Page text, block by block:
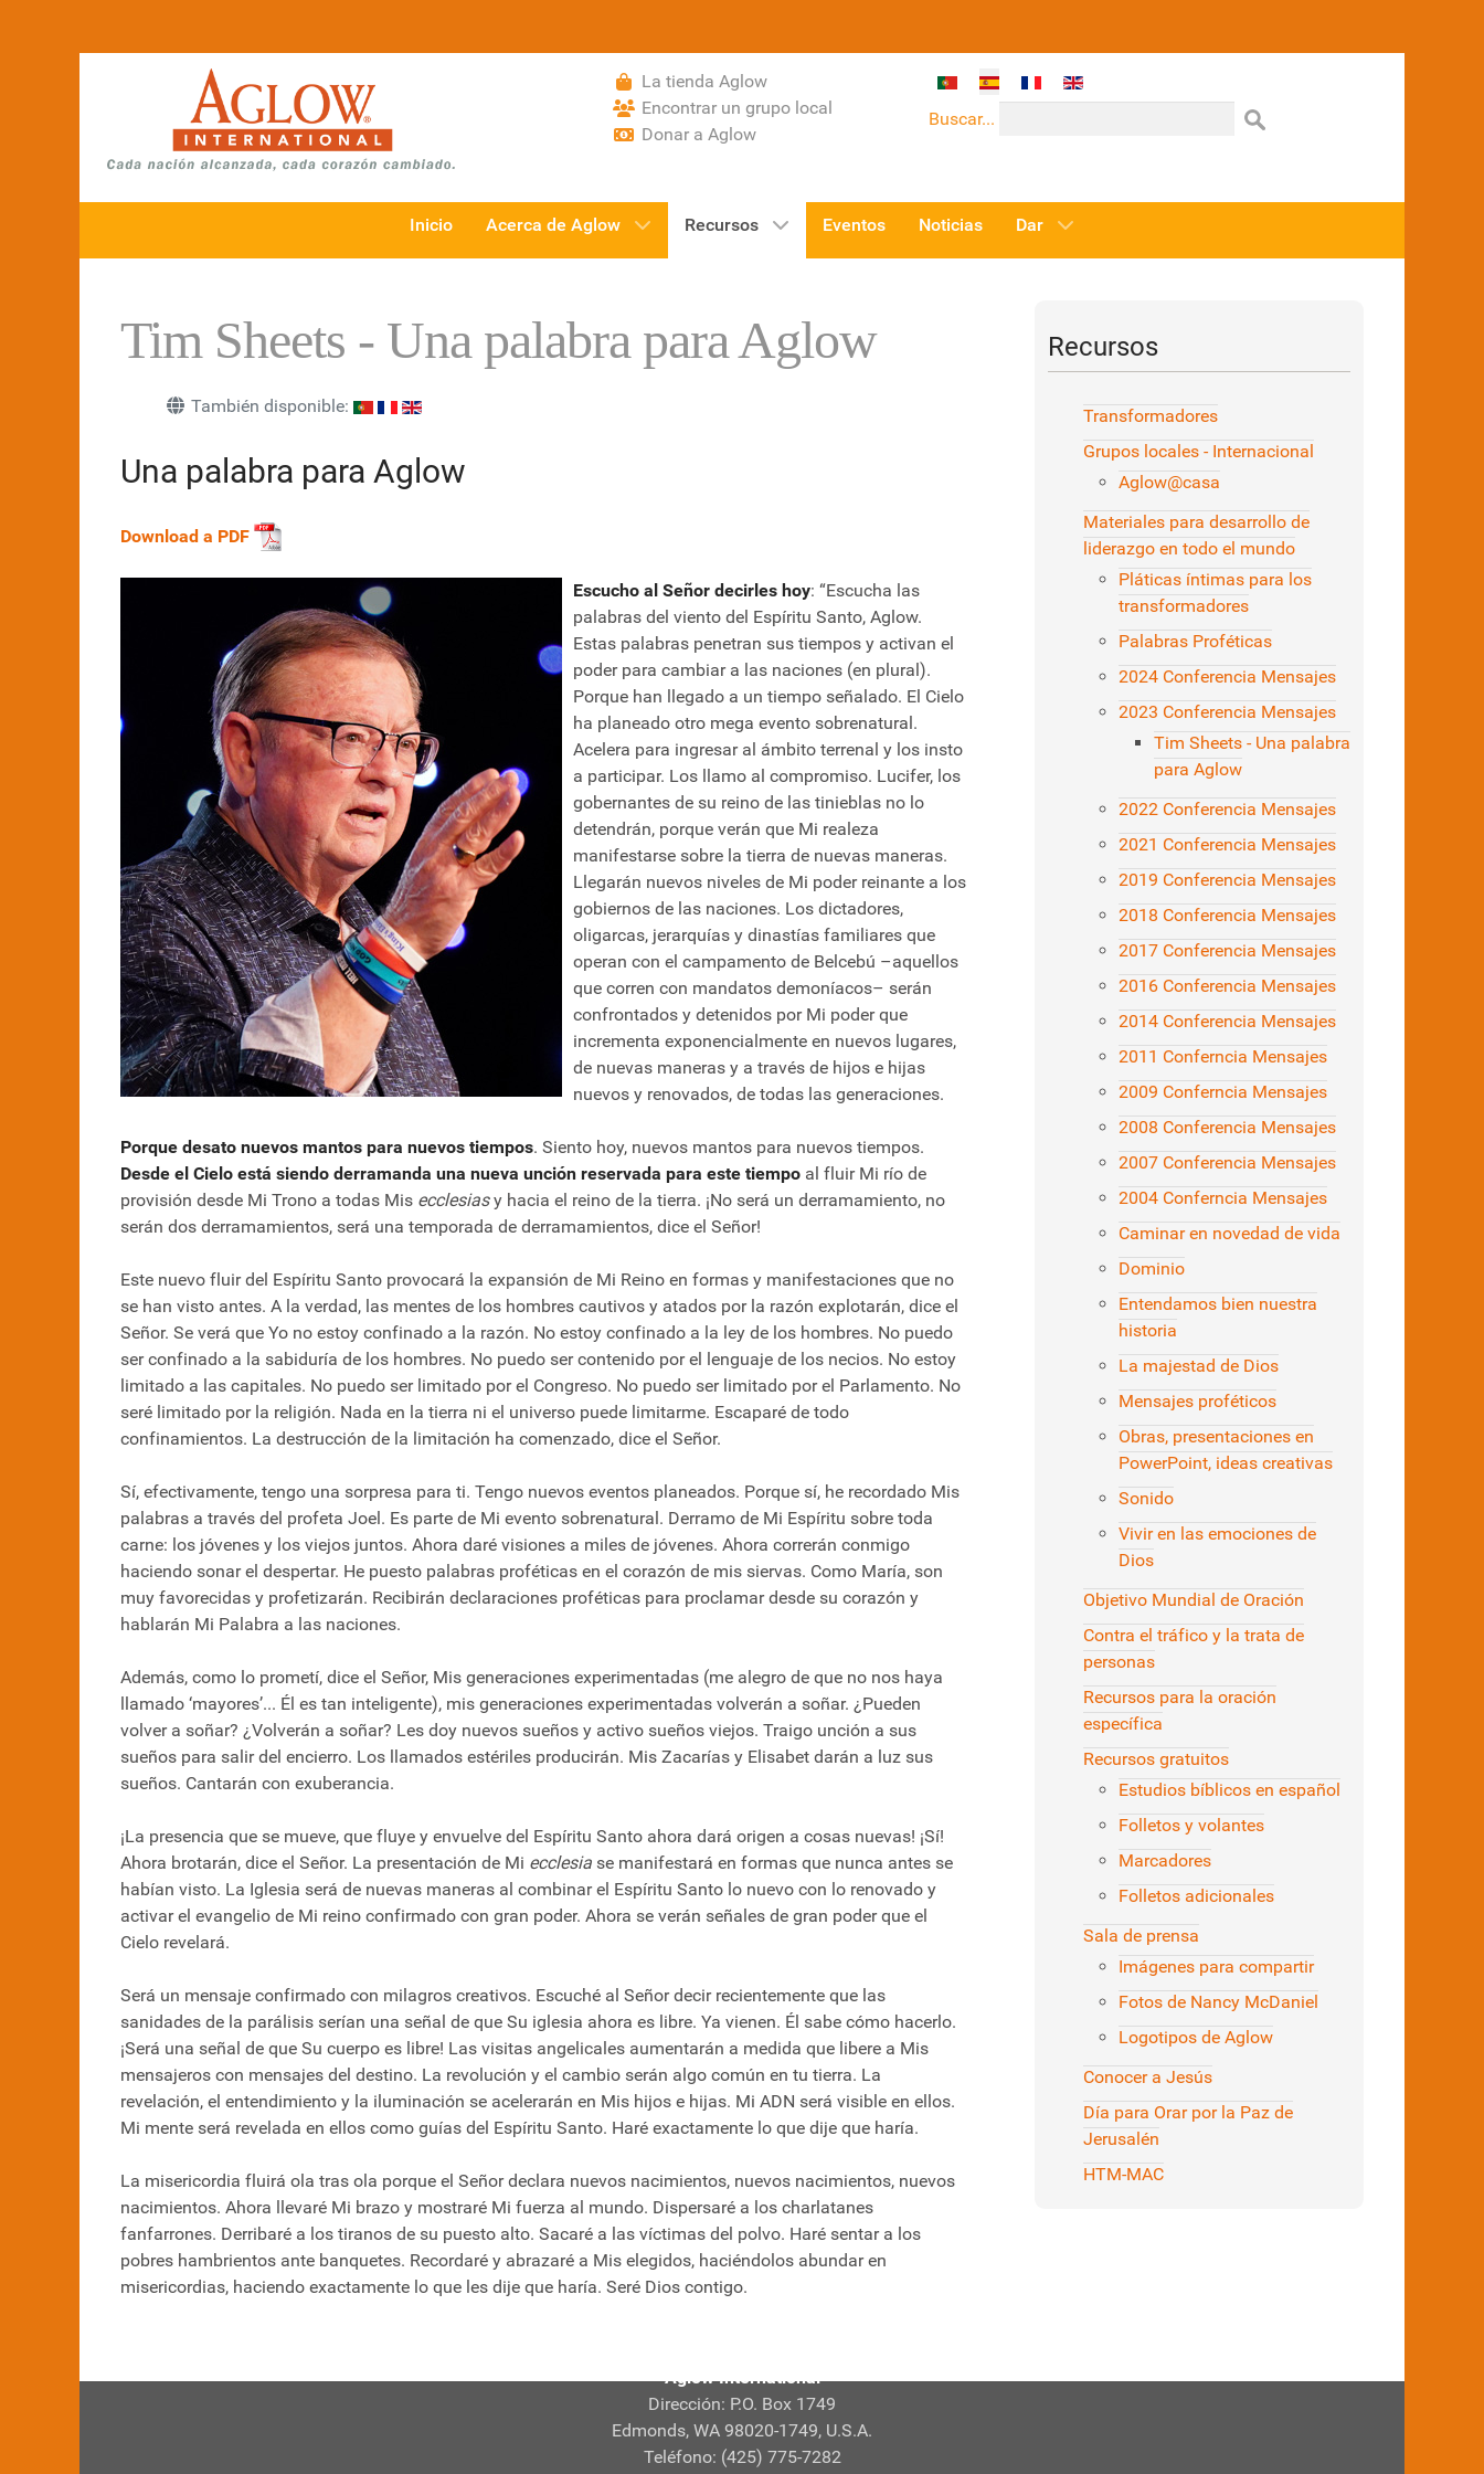
La tienda Aglow
Encontrar un grupo local
Donar a Aglow
Seleccione su idioma
Buscar...
Inicio Acerca de Aglow Recursos Eventos Noticias Dar
Tim Sheets - Una palabra para Aglow
También disponible:
Una palabra para Aglow
Download a PDF
Escucho al Señor decirles hoy: “Escucha las
palabras del viento del Espíritu Santo, Aglow.
Estas palabras penetran sus tiempos y activan el
poder para cambiar a las naciones (en plural).
Porque han llegado a un tiempo señalado. El Cielo
ha planeado otro mega evento sobrenatural.
Acelera para ingresar al ámbito terrenal y los insto
a participar. Los llamo al compromiso. Lucifer, los
gobernantes de su reino de las tinieblas no lo
detendrán, porque verán que Mi realeza
manifestarse sobre la tierra de nuevas maneras.
Llegarán nuevos niveles de Mi poder reinante a los
gobiernos de las naciones. Los dictadores,
oligarcas, jerarquías y dinastías familiares que
operan con el campamento de Belcebú –aquellos
que corren con mandatos demoníacos– serán
confrontados y detenidos por Mi poder que
incrementa exponencialmente en nuevos lugares,
de nuevas maneras y a través de hijos e hijas
nuevos y renovados, de todas las generaciones.
Porque desato nuevos mantos para nuevos tiempos. Siento hoy, nuevos mantos para nuevos tiempos.
Desde el Cielo está siendo derramanda una nueva unción reservada para este tiempo al fluir Mi río de
provisión desde Mi Trono a todas Mis ecclesiasy hacia el reino de la tierra. ¡No será un derramamiento, no
serán dos derramamientos, será una temporada de derramamientos, dice el Señor!
Este nuevo fluir del Espíritu Santo provocará la expansión de Mi Reino en formas y manifestaciones que no
se han visto antes. A la verdad, las mentes de los hombres cautivos y atados por la razón explotarán, dice el
Señor. Se verá que Yo no estoy confinado a la razón. No estoy confinado a la ley de los hombres. No puedo
ser confinado a la sabiduría de los hombres. No puedo ser contenido por el lenguaje de los necios. No estoy
limitado a las capitales. No puedo ser limitado por el Congreso. No puedo ser limitado por el Parlamento. No
seré limitado por la religión. Nada en la tierra ni el universo puede limitarme. Escaparé de todo
confinamientos. La destrucción de la limitación ha comenzado, dice el Señor.
Sí, efectivamente, tengo una sorpresa para ti. Tengo nuevos eventos planeados. Porque sí, he recordado Mis
palabras a través del profeta Joel. Es parte de Mi evento sobrenatural. Derramo de Mi Espíritu sobre toda
carne: los jóvenes y los viejos juntos. Ahora daré visiones a miles de jóvenes. Ahora correrán conmigo
haciendo sonar el despertar. He puesto palabras proféticas en el corazón de mis siervas. Como María, son
muy favorecidas y profetizarán. Recibirán declaraciones proféticas para proclamar desde su corazón y
hablarán Mi Palabra a las naciones.
Además, como lo prometí, dice el Señor, Mis generaciones experimentadas (me alegro de que no nos haya
llamado ‘mayores’... Él es tan inteligente), mis generaciones experimentadas volverán a soñar. ¿Pueden
volver a soñar? ¿Volverán a soñar? Les doy nuevos sueños y activo sueños viejos. Traigo unción a sus
sueños para salir del encierro. Los llamados estériles producirán. Mis Zacarías y Elisabet darán a luz sus
sueños. Cantarán con exuberancia.
¡La presencia que se mueve, que fluye y envuelve del Espíritu Santo ahora dará origen a cosas nuevas! ¡Sí!
Ahora brotarán, dice el Señor. La presentación de Mi ecclesia se manifestará en formas que nunca antes se
habían visto. La Iglesia será de nuevas maneras al combinar el Espíritu Santo lo nuevo con lo renovado y
activar el evangelio de Mi reino confirmado con gran poder. Ahora se verán señales de gran poder que el
Cielo revelará.
Será un mensaje confirmado con milagros creativos. Escuché al Señor decir recientemente que las
sanidades de la parálisis serían una señal de que Su iglesia ahora es libre. Ya vienen. Él sabe cómo hacerlo.
¡Será una señal de que Su cuerpo es libre! Las visitas angelicales aumentarán a medida que libere a Mis
mensajeros con mensajes del destino. La revolución y el cambio serán algo común en tu tierra. La
revelación, el entendimiento y la iluminación se acelerarán en Mis hijos e hijas. Mi ADN será visible en ellos.
Mi mente será revelada en ellos como guías del Espíritu Santo. Haré exactamente lo que dije que haría.
La misericordia fluirá ola tras ola porque el Señor declara nuevos nacimientos, nuevos nacimientos, nuevos
nacimientos. Ahora llevaré Mi brazo y mostraré Mi fuerza al mundo. Dispersaré a los charlatanes
fanfarrones. Derribaré a los tiranos de su puesto alto. Sacaré a las víctimas del polvo. Haré sentar a los
pobres hambrientos ante banquetes. Recordaré y abrazaré a Mis elegidos, haciéndolos abundar en
misericordias, haciendo exactamente lo que les dije que haría. Seré Dios contigo.
Recursos
Transformadores
Grupos locales - Internacional
Aglow@casa
Materiales para desarrollo de
liderazgo en todo el mundo
Pláticas íntimas para los
transformadores
Palabras Proféticas
2024 Conferencia Mensajes
2023 Conferencia Mensajes
Tim Sheets - Una palabra
para Aglow
2022 Conferencia Mensajes
2021 Conferencia Mensajes
2019 Conferencia Mensajes
2018 Conferencia Mensajes
2017 Conferencia Mensajes
2016 Conferencia Mensajes
2014 Conferencia Mensajes
2011 Conferncia Mensajes
2009 Conferncia Mensajes
2008 Conferencia Mensajes
2007 Conferencia Mensajes
2004 Conferncia Mensajes
Caminar en novedad de vida
Dominio
Entendamos bien nuestra
historia
La majestad de Dios
Mensajes proféticos
Obras, presentaciones en
PowerPoint, ideas creativas
Sonido
Vivir en las emociones de
Dios
Objetivo Mundial de Oración
Contra el tráfico y la trata de
personas
Recursos para la oración
específica
Recursos gratuitos
Estudios bíblicos en español
Folletos y volantes
Marcadores
Folletos adicionales
Sala de prensa
Imágenes para compartir
Fotos de Nancy McDaniel
Logotipos de Aglow
Conocer a Jesús
Día para Orar por la Paz de
Jerusalén
HTM-MAC
Aglow International
Dirección: P.O. Box 1749
Edmonds, WA 98020-1749, U.S.A.
Teléfono: (425) 775-7282